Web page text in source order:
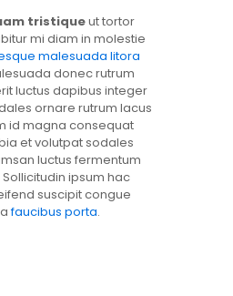
tristiqueut tortor
mi diam in molestie
malesuada litora
donec rutrum
luctus dapibus integer
ornare rutrum lacus
id magna consequat
et volutpat sodales
luctus fermentum
ipsum hac
suscipit congue
faucibus porta.